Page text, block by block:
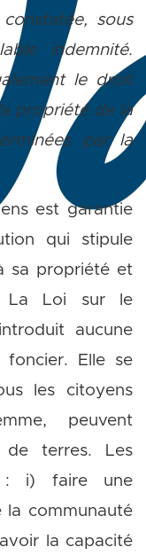
sous
indemnité.
le droit
propriété de la
par la
est garantie
qui stipule
sa propriété et
La Loi sur le
aucune
foncier. Elle se
les citoyens
peuvent
terres. Les
: i) faire une
communauté
la capacité